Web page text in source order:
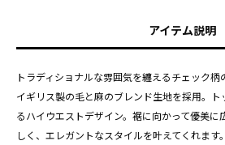
アイテム説明
トラディショナルな雰囲気を纏えるチェック
イギリス製の毛と麻のブレンド生地を採用。
るハイウエストデザイン。裾に向かって優美
しく、エレガントなスタイルを叶えてくれます。